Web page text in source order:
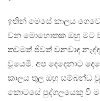
ඉතින් මෙසේ කාලය
වන මොහොතක ඔහු මට
තවමත් ජීවත් වනවාද
වූයෙමි. අප දෙදෙනාට
කාලය තුල ඔහු සම්බන්ධ
කොටසේ පුද්ගලයෙකු වී